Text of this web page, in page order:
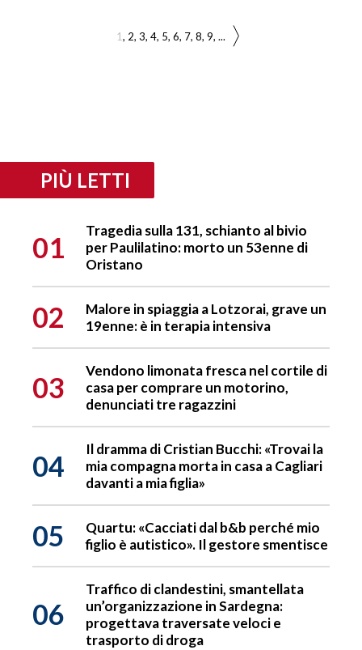
1 2 3 4 5 6 7 8 9 ...
PIÙ LETTI
01
Tragedia sulla 131, schianto al bivio
per Paulilatino: morto un 53enne di
Oristano
02
Malore in spiaggia a Lotzorai, grave un
19enne: è in terapia intensiva
03
Vendono limonata fresca nel cortile di
casa per comprare un motorino,
denunciati tre ragazzini
04
Il dramma di Cristian Bucchi: «Trovai la
mia compagna morta in casa a Cagliari
davanti a mia figlia»
05
Quartu: «Cacciati dal b&b perché mio
figlio è autistico». Il gestore smentisce
06
Traffico di clandestini, smantellata
un’organizzazione in Sardegna:
progettava traversate veloci e
trasporto di droga